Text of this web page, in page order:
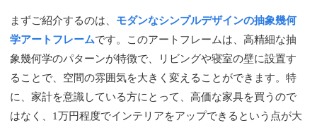
まずご紹介するのは、 モダンなシンプルデザインの抽象幾何
学アートフレームです。このアートフレームは、高精細な抽
象幾何学のパターンが特徴で、リビングや寝室の壁に設置す
ることで、空間の雰囲気を大きく変えることができます。特
に、家計を意識している方にとって、高価な家具を買うので
はなく、1万円程度でインテリアをアップできるという点が大